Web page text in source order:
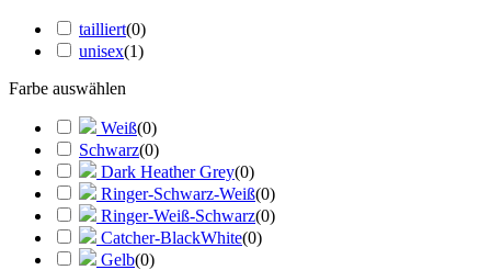
tailliert(0)
unisex(1)
Farbe auswählen
Weiß(0)
Schwarz(0)
Dark Heather Grey(0)
Ringer-Schwarz-Weiß(0)
Ringer-Weiß-Schwarz(0)
Catcher-BlackWhite(0)
Gelb(0)